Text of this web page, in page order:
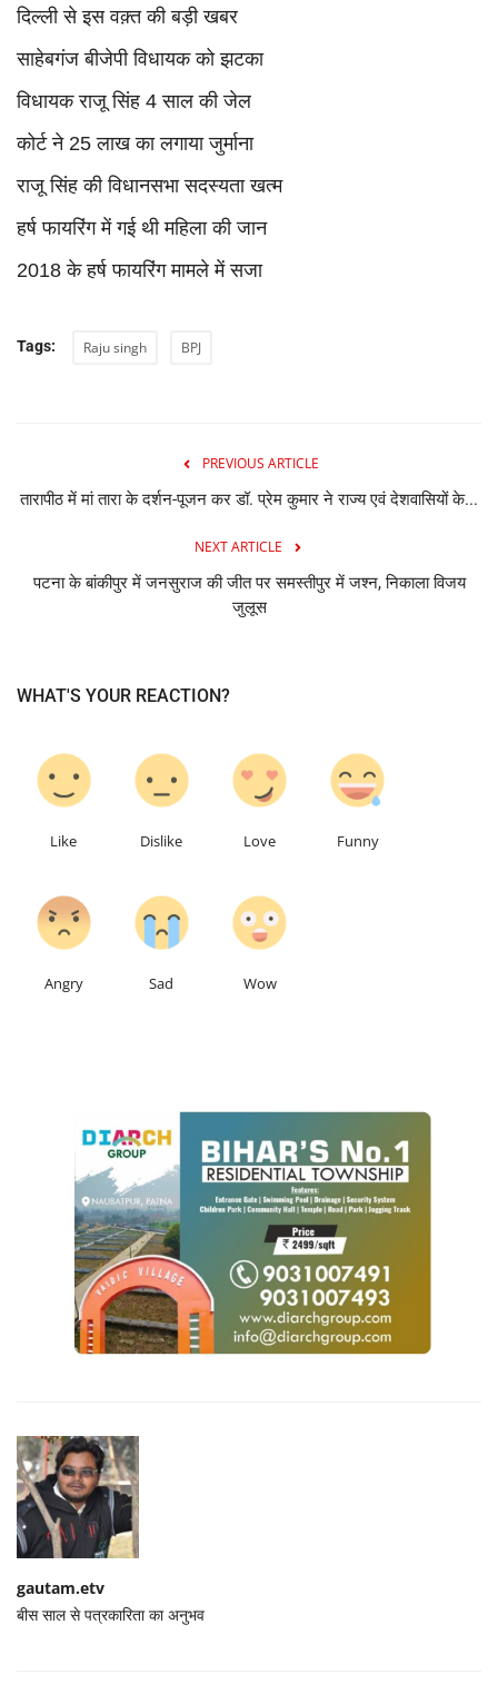
दिल्ली से इस वक़्त की बड़ी खबर
साहेबगंज बीजेपी विधायक को झटका
विधायक राजू सिंह 4 साल की जेल
कोर्ट ने 25 लाख का लगाया जुर्माना
राजू सिंह की विधानसभा सदस्यता खत्म
हर्ष फायरिंग में गई थी महिला की जान
2018 के हर्ष फायरिंग मामले में सजा
Tags: Raju singh BPJ
PREVIOUS ARTICLE
तारापीठ में मां तारा के दर्शन-पूजन कर डॉ. प्रेम कुमार ने राज्य एवं देशवासियों के...
NEXT ARTICLE
पटना के बांकीपुर में जनसुराज की जीत पर समस्तीपुर में जश्न, निकाला विजय
जुलूस
WHAT'S YOUR REACTION?
Like Dislike Love Funny
Angry Sad Wow
gautam.etv
बीस साल से पत्रकारिता का अनुभव